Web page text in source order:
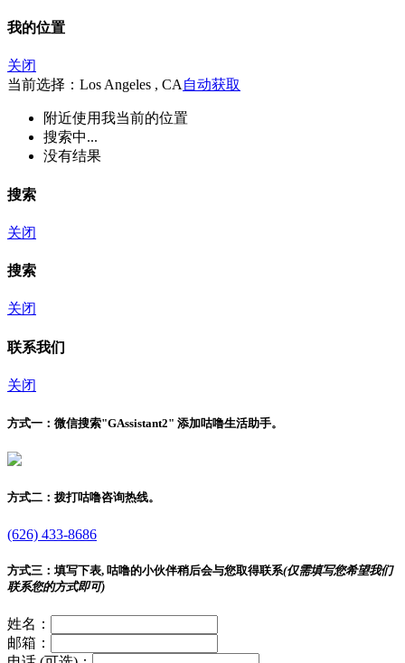
我的位置
关闭
当前选择：Los Angeles , CA 自动获取
附近使用我当前的位置
搜索中...
没有结果
搜索
关闭
搜索
关闭
联系我们
关闭
方式一： 微信搜索"GAssistant2" 添加咕噜生活助手。
方式二： 拨打咕噜咨询热线。
(626) 433-8686
方式三： 填写下表, 咕噜的小伙伴稍后会与您取得联系(仅需填写您希望我们
联系您的方式即可)
姓名：
邮箱：